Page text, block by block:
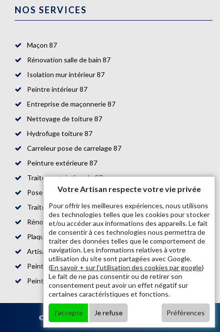
NOS SERVICES
Maçon 87
Rénovation salle de bain 87
Isolation mur intérieur 87
Peintre intérieur 87
Entreprise de maçonnerie 87
Nettoyage de toiture 87
Hydrofuge toiture 87
Carreleur pose de carrelage 87
Peinture extérieure 87
Traitement de façade 87
Pose de parquet 87
Traitement de toiture 87
Rénovation de maison 87
Plaquiste 87
Artisan bande placo 87
Peintre en bâtiment 87
Peinture boiserie et ferronnerie 87
© 2020 - Tout droit réservé | Mentions légales
Votre Artisan respecte votre vie privée
Pour offrir les meilleures expériences, nous utilisons
des technologies telles que les cookies pour stocker
et/ou accéder aux informations des appareils. Le fait
de consentir à ces technologies nous permettra de
traiter des données telles que le comportement de
navigation. Les informations relatives à votre
utilisation du site sont partagées avec Google.
(En savoir + sur l'utilisation des cookies par google)
Le fait de ne pas consentir ou de retirer son
consentement peut avoir un effet négatif sur
certaines caractéristiques et fonctions.
J'accepte Je refuse Préférences